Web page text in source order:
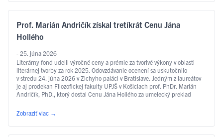
Prof. Marián Andričík získal tretíkrát Cenu Jána
Hollého
- 25. júna 2026
Literárny fond udelil výročné ceny a prémie za tvorivé výkony v oblasti
literárnej tvorby za rok 2025. Odovzdávanie ocenení sa uskutočnilo
v stredu 24. júna 2026 v Zichyho paláci v Bratislave. Jedným z laureátov
je aj prodekan Filozofickej fakulty UPJŠ v Košiciach prof. PhDr. Marián
Andričík, PhD., ktorý dostal Cenu Jána Hollého za umelecký preklad
Zobraziť viac
→